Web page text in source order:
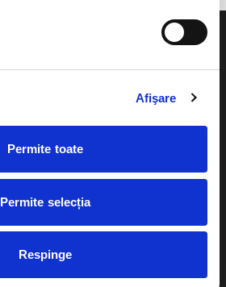
Afişare
Permite toate
Permite selecția
Respinge
Cum comand bilete?
eBilet printat acasa